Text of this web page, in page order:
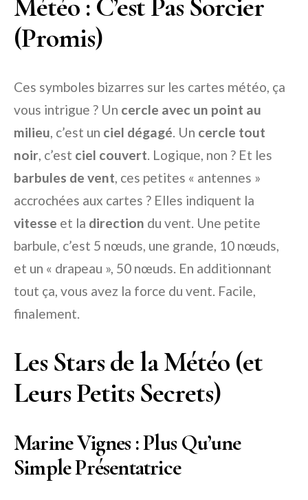
(Promis)
Ces symboles bizarres sur les cartes météo, ça
vous intrigue ? Un cercle avec un point au
milieu , c’est un ciel dégagé . Un cercle tout
noir , c’est ciel couvert . Logique, non ? Et les
barbules de vent , ces petites « antennes »
accrochées aux cartes ? Elles indiquent la
vitesse et la direction du vent. Une petite
barbule, c’est 5 nœuds, une grande, 10 nœuds,
et un « drapeau », 50 nœuds. En additionnant
tout ça, vous avez la force du vent. Facile,
finalement.
Les Stars de la Météo (et
Leurs Petits Secrets)
Marine Vignes : Plus Qu’une
Simple Présentatrice